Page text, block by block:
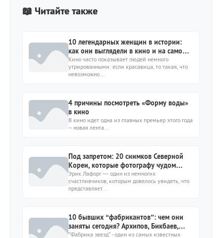
📖 Читайте также
10 легендарных женщин в истории:
как они выглядели в кино и на самом
деле?
Кино часто показывает людей немного
утрированными: если красавица, то такая, что
невозможно...
4 причины посмотреть «Форму воды»
в кино
В кино идет одна из главных премьер этого года
– новая лента...
Под запретом: 20 снимков Северной
Кореи, которые фотографу чудом
удалось сохранить
Эрик Лафорг — один из немногих
счастливчиков, которым довелось увидеть, что
представляет...
10 бывших “фабрикантов”: чем они
заняты сегодня? Архипов, Бикбаев,
Пирцхалава и другие
“Фабрика звезд” - один из самых известных